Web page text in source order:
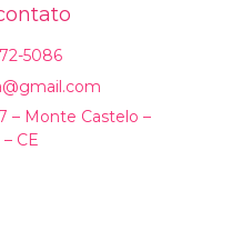
5086
– Monte Castelo –
CE